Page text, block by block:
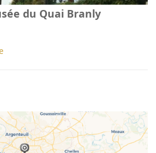
du Quai Branly